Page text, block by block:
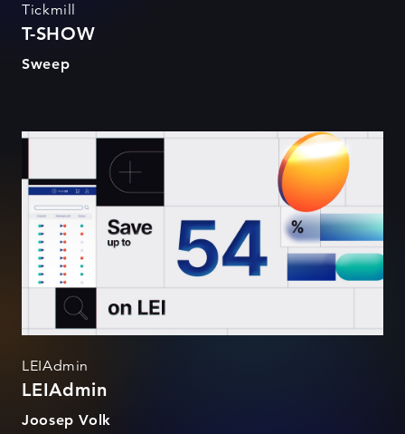
Tickmill
T-SHOW
Sweep
LEIAdmin
LEIAdmin
LEIAdmin
Joosep Volk